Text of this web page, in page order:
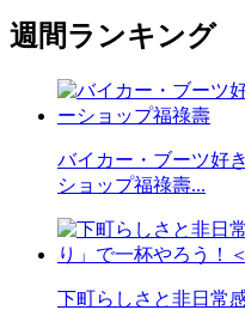
週間ランキング
バイカー・ブーツ好
ショップ福祿壽...
下町らしさと非日常